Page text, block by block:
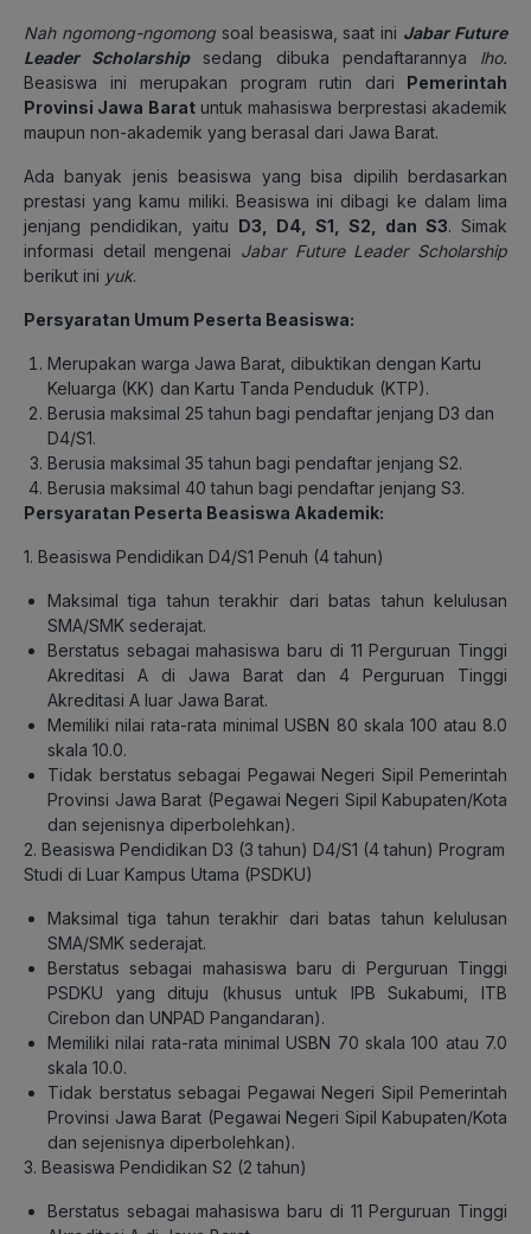
Nah ngomong-ngomongsoal beasiswa, saat ini Jabar Future
Leader Scholarshipsedang dibuka pendaftarannya lho.
Beasiswa ini merupakan program rutin dari Pemerintah
Provinsi Jawa Baratuntuk mahasiswa berprestasi akademik
maupun non-akademik yang berasal dari Jawa Barat.
Ada banyak jenis beasiswa yang bisa dipilih berdasarkan
prestasi yang kamu miliki. Beasiswa ini dibagi ke dalam lima
jenjang pendidikan, yaitu D3, D4, S1, S2, dan S3. Simak
informasi detail mengenai Jabar Future Leader Scholarship
berikut ini yuk.
Persyaratan Umum Peserta Beasiswa:
Merupakan warga Jawa Barat, dibuktikan dengan Kartu
Keluarga (KK) dan Kartu Tanda Penduduk (KTP).
Berusia maksimal 25 tahun bagi pendaftar jenjang D3 dan
D4/S1.
Berusia maksimal 35 tahun bagi pendaftar jenjang S2.
Berusia maksimal 40 tahun bagi pendaftar jenjang S3.
Persyaratan Peserta Beasiswa Akademik:
1. Beasiswa Pendidikan D4/S1 Penuh (4 tahun)
Maksimal tiga tahun terakhir dari batas tahun kelulusan
SMA/SMK sederajat.
Berstatus sebagai mahasiswa baru di 11 Perguruan Tinggi
Akreditasi A di Jawa Barat dan 4 Perguruan Tinggi
Akreditasi A luar Jawa Barat.
Memiliki nilai rata-rata minimal USBN 80 skala 100 atau 8.0
skala 10.0.
Tidak berstatus sebagai Pegawai Negeri Sipil Pemerintah
Provinsi Jawa Barat (Pegawai Negeri Sipil Kabupaten/Kota
dan sejenisnya diperbolehkan).
2. Beasiswa Pendidikan D3 (3 tahun) D4/S1 (4 tahun) Program
Studi di Luar Kampus Utama (PSDKU)
Maksimal tiga tahun terakhir dari batas tahun kelulusan
SMA/SMK sederajat.
Berstatus sebagai mahasiswa baru di Perguruan Tinggi
PSDKU yang dituju (khusus untuk IPB Sukabumi, ITB
Cirebon dan UNPAD Pangandaran).
Memiliki nilai rata-rata minimal USBN 70 skala 100 atau 7.0
skala 10.0.
Tidak berstatus sebagai Pegawai Negeri Sipil Pemerintah
Provinsi Jawa Barat (Pegawai Negeri Sipil Kabupaten/Kota
dan sejenisnya diperbolehkan).
3. Beasiswa Pendidikan S2 (2 tahun)
Berstatus sebagai mahasiswa baru di 11 Perguruan Tinggi